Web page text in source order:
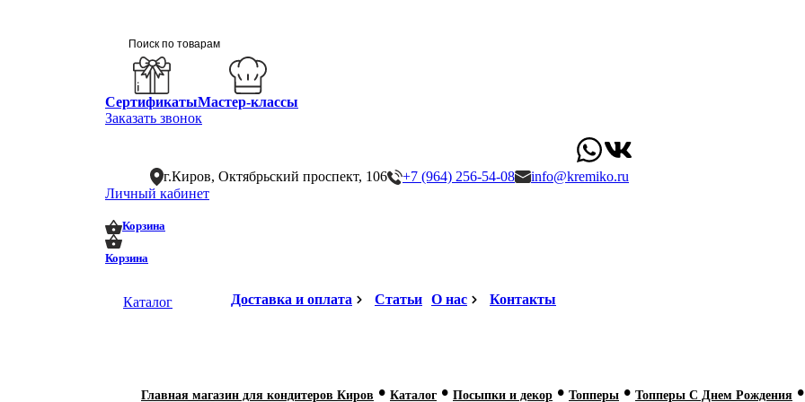
СертификатыМастер-классы
Заказать звонок
г.Киров, Октябрьский проспект, 106 +7 (964) 256-54-08
info@kremiko.ru
Личный кабинет
Корзина
Корзина
Каталог Доставка и оплата Статьи О нас Контакты
Главная магазин для кондитеров Киров • Каталог • Посыпки и декор • Топперы • Топперы С Днем Рождения •